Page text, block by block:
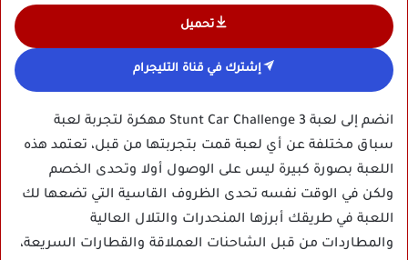
تحميل
إشترك في قناة التليجرام
انضم إلى لعبة Stunt Car Challenge 3 مهكرة لتجربة لعبة
سباق مختلفة عن أي لعبة قمت بتجربتها من قبل، تعتمد هذه
اللعبة بصورة كبيرة ليس على الوصول أولا وتحدى الخصم
ولكن في الوقت نفسه تحدى الظروف القاسية التي تضعها لك
اللعبة في طريقك أبرزها المنحدرات والتلال العالية
والمطاردات من قبل الشاحنات العملاقة والقطارات السريعة،